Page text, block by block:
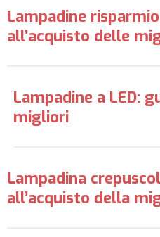
Lampadine
all’acquisto delle
Lampadine a LED:
migliori
Lampadina
all’acquisto della